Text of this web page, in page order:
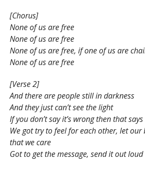
[Chorus]
None of us are free
None of us are free
None of us are free, if one of us are
None of us are free
[Verse 2]
And there are people still in darkness
And they just can’t see the light
If you don’t say it’s wrong then that
We got try to feel for each other, let our
that we care
Got to get the message, send it out